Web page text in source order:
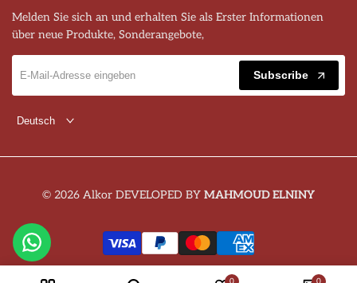
Melden Sie sich an und erhalten Sie als Erster Informationen
über neue Produkte, Sonderangebote,
Subscribe
Deutsch
© 2026 Alkor DEVELOPED BY MAHMOUD ELNINY